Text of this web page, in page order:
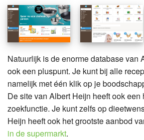
Natuurlijk is de enorme database van
ook een pluspunt. Je kunt bij alle
namelijk met één klik op je
De site van Albert Heijn heeft ook een
zoekfunctie. Je kunt zelfs op
Heijn heeft ook het grootste aanbod
in de supermarkt.